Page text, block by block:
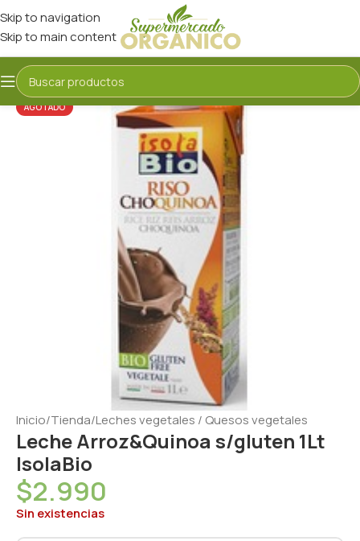
Skip to navigation
Skip to main content
AGOTADO
Inicio/Tienda/Leches vegetales / Quesos vegetales
Leche Arroz&Quinoa s/gluten 1Lt
IsolaBio
$2.990
Sin existencias